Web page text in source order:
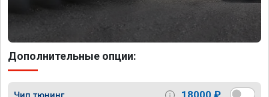
Дополнительные опции: